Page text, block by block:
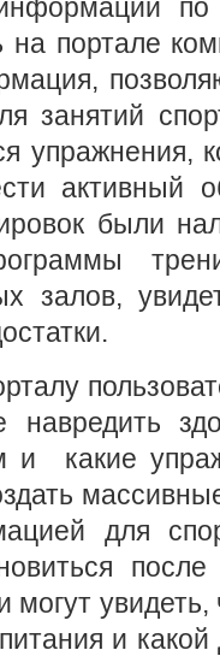
по
на портале
занятий
упражнения,
активный
были
залов,
навредить
и какие
для
могут
и